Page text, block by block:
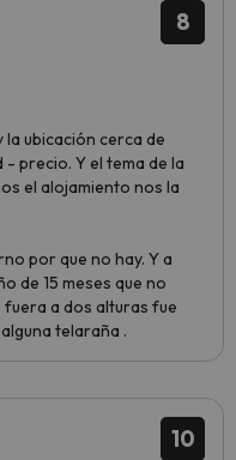
8
ubicación cerca de
- precio. Y el tema de la
el alojamiento nos la
por que no hay. Y a
de 15 meses que no
a dos alturas fue
telaraña .
10